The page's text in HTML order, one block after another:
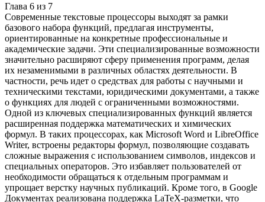
Глава 6 из 7
Современные текстовые процессоры выходят за рамки
базового набора функций, предлагая инструменты,
ориентированные на конкретные профессиональные и
академические задачи. Эти специализированные возможности
значительно расширяют сферу применения программ, делая
их незаменимыми в различных областях деятельности. В
частности, речь идет о средствах для работы с научными и
техническими текстами, юридическими документами, а также
о функциях для людей с ограниченными возможностями.
Одной из ключевых специализированных функций является
расширенная поддержка математических и химических
формул. В таких процессорах, как Microsoft Word и LibreOffice
Writer, встроены редакторы формул, позволяющие создавать
сложные выражения с использованием символов, индексов и
специальных операторов. Это избавляет пользователей от
необходимости обращаться к отдельным программам и
упрощает верстку научных публикаций. Кроме того, в Google
Документах реализована поддержка LaTeX-разметки, что